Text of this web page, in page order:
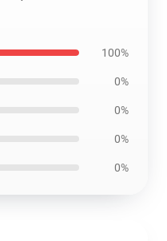
100%
0%
0%
0%
0%